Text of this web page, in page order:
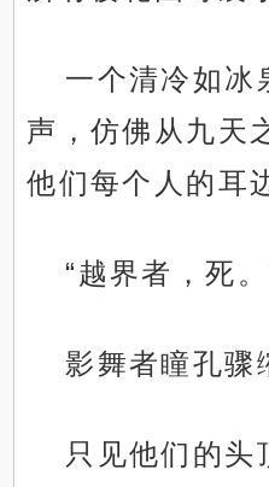
一个清冷如冰
声，仿佛从九天
他们每个人的耳
“越界者，死。
影舞者瞳孔骤
只见他们的头